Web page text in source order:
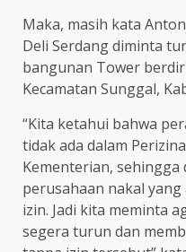
Maka, masih kata
Deli Serdang diminta
bangunan Tower
Kecamatan Sunggal,
“Kita ketahui bahwa
tidak ada dalam
Kementerian, sehingga
perusahaan nakal
izin. Jadi kita meminta
segera turun dan